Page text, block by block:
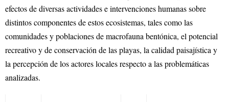
efectos de diversas actividades e intervenciones humanas sobre
distintos componentes de estos ecosistemas, tales como las
comunidades y poblaciones de macrofauna bentónica, el potencial
recreativo y de conservación de las playas, la calidad paisajística y
la percepción de los actores locales respecto a las problemáticas
analizadas.